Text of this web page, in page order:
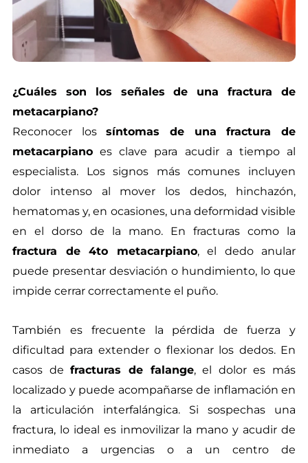
¿Cuáles son los señales de una fractura de
metacarpiano?
Reconocer lossíntomas de una fractura de
metacarpiano es clave para acudir a tiempo al
especialista. Los signos más comunes incluyen
dolor intenso al mover los dedos, hinchazón,
hematomas y, en ocasiones, una deformidad visible
en el dorso de la mano. En fracturas como la
fractura de 4to metacarpiano, el dedo anular
puede presentar desviación o hundimiento, lo que
impide cerrar correctamente el puño.
También es frecuente la pérdida de fuerza y
dificultad para extender o flexionar los dedos. En
casos defracturas de falange, el dolor es más
localizado y puede acompañarse de inflamación en
la articulación interfalángica. Si sospechas una
fractura, lo ideal es inmovilizar la mano y acudir de
inmediato a urgencias o a un centro de